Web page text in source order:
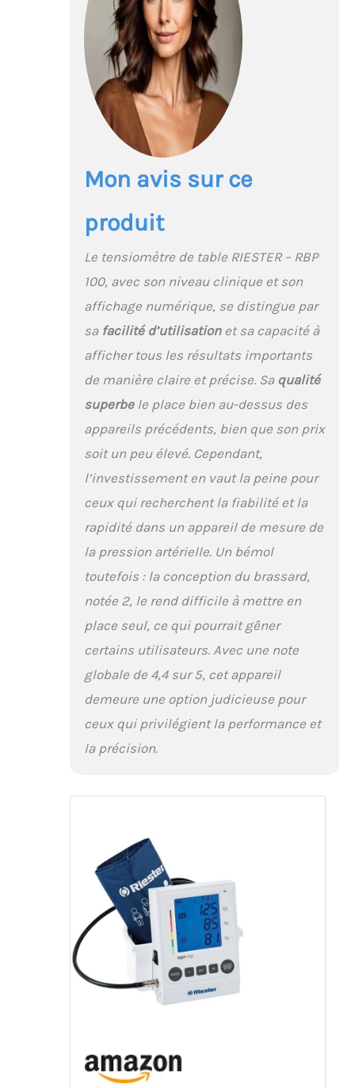
Mon avis sur ce
produit
Le tensiomètre de table RIESTER – RBP
100, avec son niveau clinique et son
affichage numérique, se distingue par
sa facilité d’utilisationet sa capacité à
afficher tous les résultats importants
de manière claire et précise. Sa qualité
superbele place bien au-dessus des
appareils précédents, bien que son prix
soit un peu élevé. Cependant,
l’investissement en vaut la peine pour
ceux qui recherchent la fiabilité et la
rapidité dans un appareil de mesure de
la pression artérielle. Un bémol
toutefois : la conception du brassard,
notée 2, le rend difficile à mettre en
place seul, ce qui pourrait gêner
certains utilisateurs. Avec une note
globale de 4,4 sur 5, cet appareil
demeure une option judicieuse pour
ceux qui privilégient la performance et
la précision.